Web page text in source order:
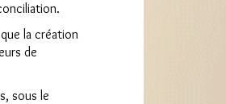
la création
de
sous le